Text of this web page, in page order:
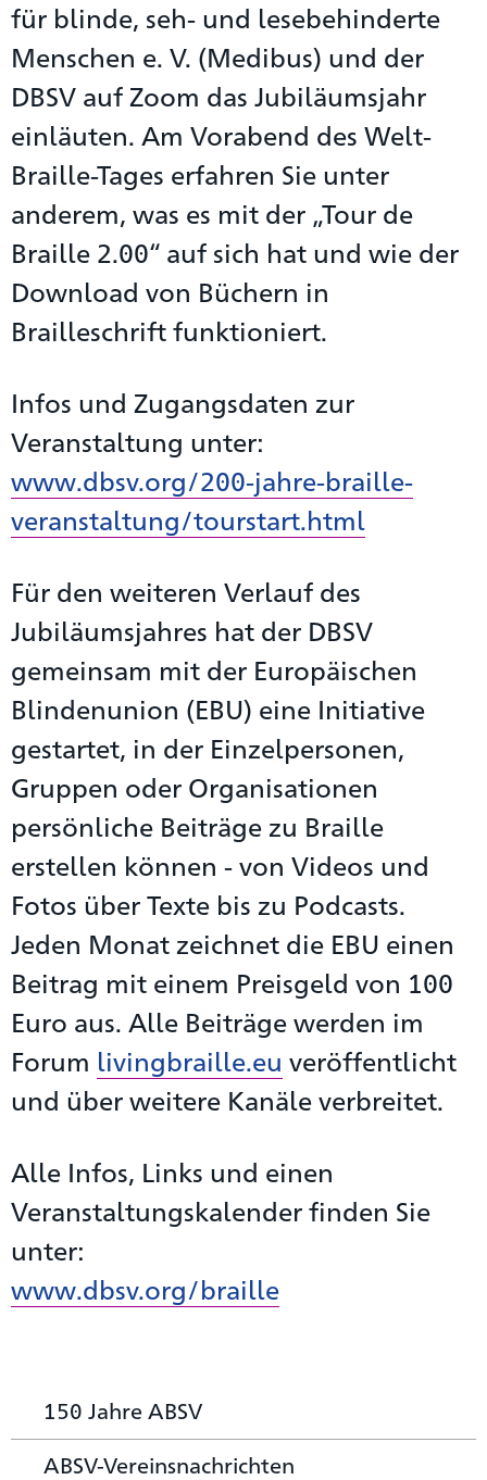
für blinde, seh- und lesebehinderte
Menschen e. V. (Medibus) und der
DBSV auf Zoom das Jubiläumsjahr
einläuten. Am Vorabend des Welt-
Braille-Tages erfahren Sie unter
anderem, was es mit der „Tour de
Braille 2.00“ auf sich hat und wie der
Download von Büchern in
Brailleschrift funktioniert.
Infos und Zugangsdaten zur
Veranstaltung unter:
www.dbsv.org/200-jahre-braille-
veranstaltung/tourstart.html
Für den weiteren Verlauf des
Jubiläumsjahres hat der DBSV
gemeinsam mit der Europäischen
Blindenunion (EBU) eine Initiative
gestartet, in der Einzelpersonen,
Gruppen oder Organisationen
persönliche Beiträge zu Braille
erstellen können - von Videos und
Fotos über Texte bis zu Podcasts.
Jeden Monat zeichnet die EBU einen
Beitrag mit einem Preisgeld von 100
Euro aus. Alle Beiträge werden im
Forum livingbraille.eu veröffentlicht
und über weitere Kanäle verbreitet.
Alle Infos, Links und einen
Veranstaltungskalender finden Sie
unter:
www.dbsv.org/braille
150 Jahre ABSV
ABSV-Vereinsnachrichten